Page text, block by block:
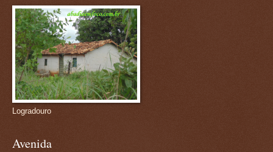
Logradouro
Avenida